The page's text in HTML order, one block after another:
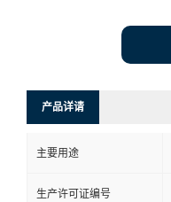
产品详请
主要用途
生产许可证编号